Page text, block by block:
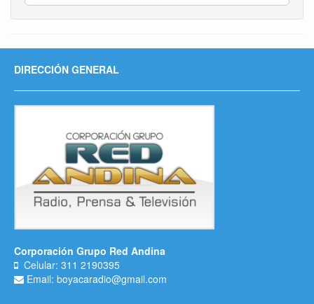
DIRECCIÓN GENERAL
Corporación Grupo Red Andina
Celular: 311 2190395
Email: boyacaradio@gmail.com